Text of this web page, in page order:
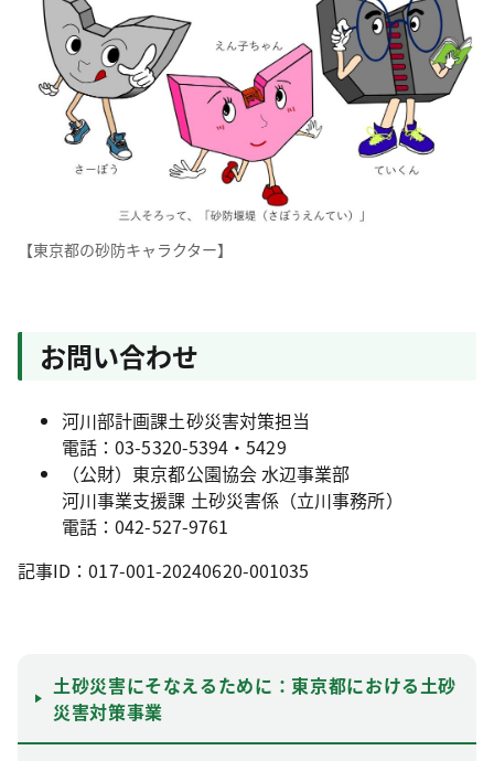
【東京都の砂防キャラクター】
お問い合わせ
河川部計画課土砂災害対策担当
電話：03-5320-5394・5429
（公財）東京都公園協会 水辺事業部
河川事業支援課 土砂災害係（立川事務所）
電話：042-527-9761
記事ID：017-001-20240620-001035
土砂災害にそなえるために：東京都における土砂
災害対策事業